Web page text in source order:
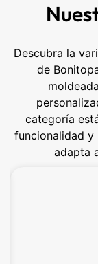
Descubra la
de
categoría
funcionalidad y
adapta